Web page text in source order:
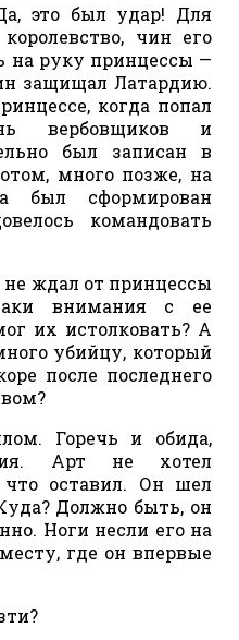
это был удар! Для
чин его
на руку принцессы —
защищал Латардию.
когда попал
вербовщиков и
был записан в
много позже, на
был сформирован
командовать
не ждал от принцессы
внимания с ее
их истолковать? А
убийцу, который
после последнего
Горечь и обида,
Арт не хотел
оставил. Он шел
Должно быть, он
Ноги несли его на
где он впервые